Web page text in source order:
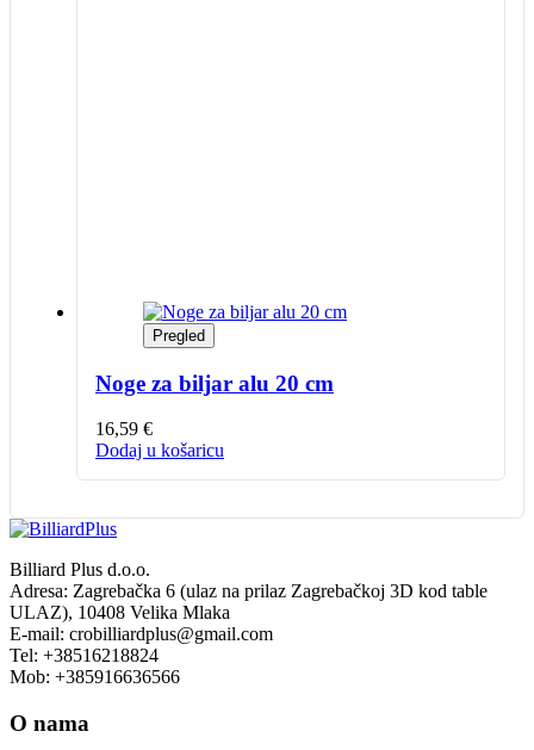
Pregled
Noge za biljar alu 20 cm
16,59 €
Dodaj u košaricu
Billiard Plus d.o.o.
Adresa: Zagrebačka 6 (ulaz na prilaz Zagrebačkoj 3D kod table
ULAZ), 10408 Velika Mlaka
E-mail: crobilliardplus@gmail.com
Tel: +38516218824
Mob: +385916636566
O nama